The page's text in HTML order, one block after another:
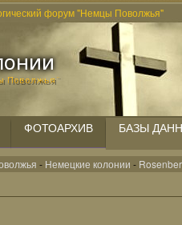
форум "Немцы Поволжья"
ФОТОАРХИВ БАЗЫ
- Немецкие колонии -